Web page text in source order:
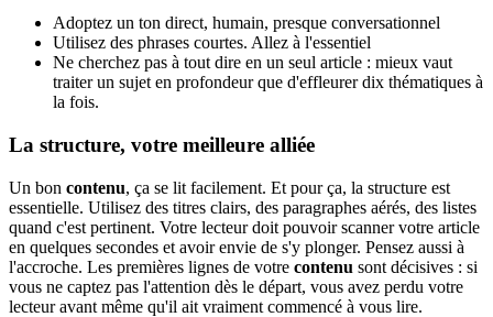
Adoptez un ton direct, humain, presque conversationnel
Utilisez des phrases courtes. Allez à l'essentiel
Ne cherchez pas à tout dire en un seul article : mieux vaut
traiter un sujet en profondeur que d'effleurer dix thématiques à
la fois.
La structure, votre meilleure alliée
Un bon contenu, ça se lit facilement. Et pour ça, la structure est
essentielle. Utilisez des titres clairs, des paragraphes aérés, des listes
quand c'est pertinent. Votre lecteur doit pouvoir scanner votre article
en quelques secondes et avoir envie de s'y plonger. Pensez aussi à
l'accroche. Les premières lignes de votre contenu sont décisives : si
vous ne captez pas l'attention dès le départ, vous avez perdu votre
lecteur avant même qu'il ait vraiment commencé à vous lire.